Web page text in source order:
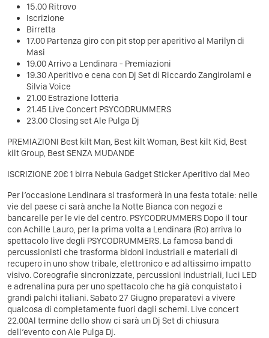
15.00 Ritrovo
Iscrizione
Birretta
17.00 Partenza giro con pit stop per aperitivo al Marilyn di
Masi
19.00 Arrivo a Lendinara - Premiazioni
19.30 Aperitivo e cena con Dj Set di Riccardo Zangirolami e
Silvia Voice
21.00 Estrazione lotteria
21.45 Live Concert PSYCODRUMMERS
23.00 Closing set Ale Pulga Dj
PREMIAZIONI Best kilt Man, Best kilt Woman, Best kilt Kid, Best
kilt Group, Best SENZA MUDANDE
ISCRIZIONE 20€ 1 birra Nebula Gadget Sticker Aperitivo dal Meo
Per l’occasione Lendinara si trasformerà in una festa totale: nelle
vie del paese ci sarà anche la Notte Bianca con negozi e
bancarelle per le vie del centro. PSYCODRUMMERS Dopo il tour
con Achille Lauro, per la prima volta a Lendinara (Ro) arriva lo
spettacolo live degli PSYCODRUMMERS. La famosa band di
percussionisti che trasforma bidoni industriali e materiali di
recupero in uno show tribale, elettronico e ad altissimo impatto
visivo. Coreografie sincronizzate, percussioni industriali, luci LED
e adrenalina pura per uno spettacolo che ha già conquistato i
grandi palchi italiani. Sabato 27 Giugno preparatevi a vivere
qualcosa di completamente fuori dagli schemi. Live concert
22.00Al termine dello show ci sarà un Dj Set di chiusura
dell’evento con Ale Pulga Dj.